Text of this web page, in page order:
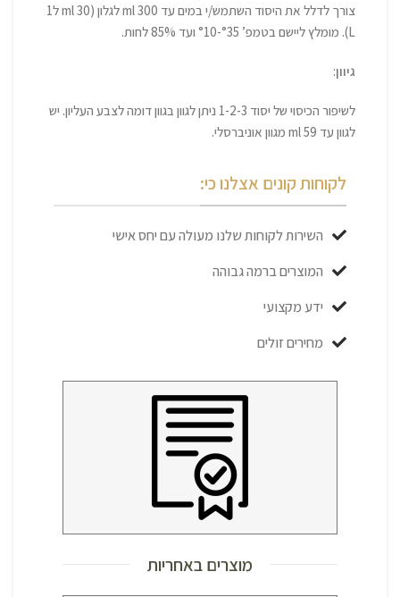
צורך לדלל את היסוד השתמש/י במים עד 300 ml לגלון (30 ml ל1
L). מומלץ ליישם בטמפ’ °35-°10 ועד 85% לחות.
גיוון:
לשיפור הכיסוי של יסוד 1-2-3 ניתן לגוון בגוון דומה לצבע העליון. יש
לגוון עד 59 ml מגוון אוניברסלי.
לקוחות קונים אצלנו כי:
השירות לקוחות שלנו מעולה עם יחס אישי
המוצרים ברמה גבוהה
ידע מקצועי
מחירים זולים
מוצרים באחריות